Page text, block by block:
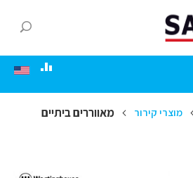
מוצרי קירור מאווררים ביתיים